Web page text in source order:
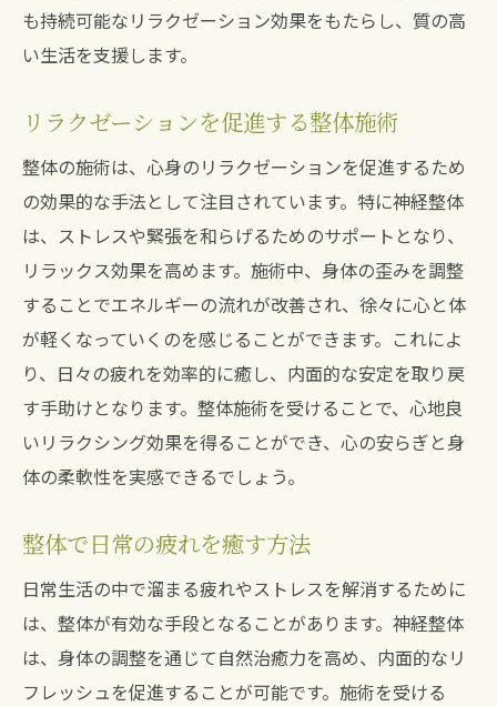
も持続可能なリラクゼーション効果をもたらし、質の高
い生活を支援します。
リラクゼーションを促進する整体施術
整体の施術は、心身のリラクゼーションを促進するため
の効果的な手法として注目されています。特に神経整体
は、ストレスや緊張を和らげるためのサポートとなり、
リラックス効果を高めます。施術中、身体の歪みを調整
することでエネルギーの流れが改善され、徐々に心と体
が軽くなっていくのを感じることができます。これによ
り、日々の疲れを効率的に癒し、内面的な安定を取り戻
す手助けとなります。整体施術を受けることで、心地良
いリラクシング効果を得ることができ、心の安らぎと身
体の柔軟性を実感できるでしょう。
整体で日常の疲れを癒す方法
日常生活の中で溜まる疲れやストレスを解消するために
は、整体が有効な手段となることがあります。神経整体
は、身体の調整を通じて自然治癒力を高め、内面的なリ
フレッシュを促進することが可能です。施術を受ける